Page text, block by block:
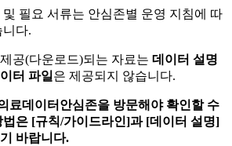
필요 서류는 안심존별 운영 지침에 따
니다.
공(다운로드)되는 자료는 데이터 설명
터 파일은 제공되지 않습니다.
료데이터안심존을 방문해야 확인할 수
법은 [규칙/가이드라인]과 [데이터 설명]
바랍니다.